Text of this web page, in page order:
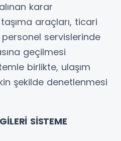
karar
araçları, ticari
servislerinde
geçilmesi
birlikte, ulaşım
şekilde denetlenmesi
SİSTEME